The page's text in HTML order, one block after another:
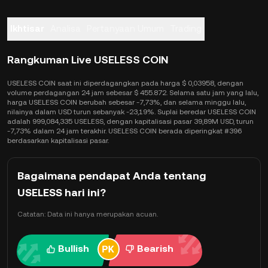
Rangkuman Live USELESS COIN
USELESS COIN saat ini diperdagangkan pada harga $ 0,03958, dengan
volume perdagangan 24 jam sebesar $ 455.872. Selama satu jam yang lalu,
harga USELESS COIN berubah sebesar -7,73%, dan selama minggu lalu,
nilainya dalam USD turun sebanyak -23,19%. Suplai beredar USELESS COIN
adalah 999,084,335 USELESS, dengan kapitalisasi pasar 39,89M USD, turun
-7,73% dalam 24 jam terakhir. USELESS COIN berada diperingkat #396
berdasarkan kapitalisasi pasar.
Bagaimana pendapat Anda tentang
USELESS hari ini?
Catatan: Data ini hanya merupakan acuan.
Bullish Bearish